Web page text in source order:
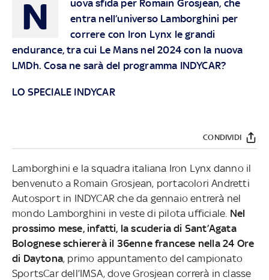
N
uova sfida per Romain Grosjean, che
entra nell’universo Lamborghini per
correre con Iron Lynx le grandi
endurance, tra cui Le Mans nel 2024 con la nuova
LMDh. Cosa ne sarà del programma INDYCAR?
LO SPECIALE INDYCAR
CONDIVIDI
Lamborghini e la squadra italiana Iron Lynx danno il
benvenuto a Romain Grosjean, portacolori Andretti
Autosport in INDYCAR che da gennaio entrerà nel
mondo Lamborghini in veste di pilota ufficiale. Nel
prossimo mese, infatti, la scuderia di Sant’Agata
Bolognese schiererà il 36enne francese nella 24 Ore
di Daytona, primo appuntamento del campionato
SportsCar dell’IMSA, dove Grosjean correrà in classe